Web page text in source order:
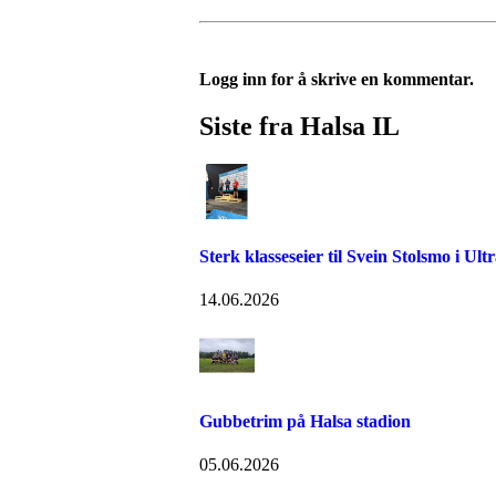
Logg inn for å skrive en kommentar.
Siste fra Halsa IL
Sterk klasseseier til Svein Stolsmo i
14.06.2026
Gubbetrim på Halsa stadion
05.06.2026